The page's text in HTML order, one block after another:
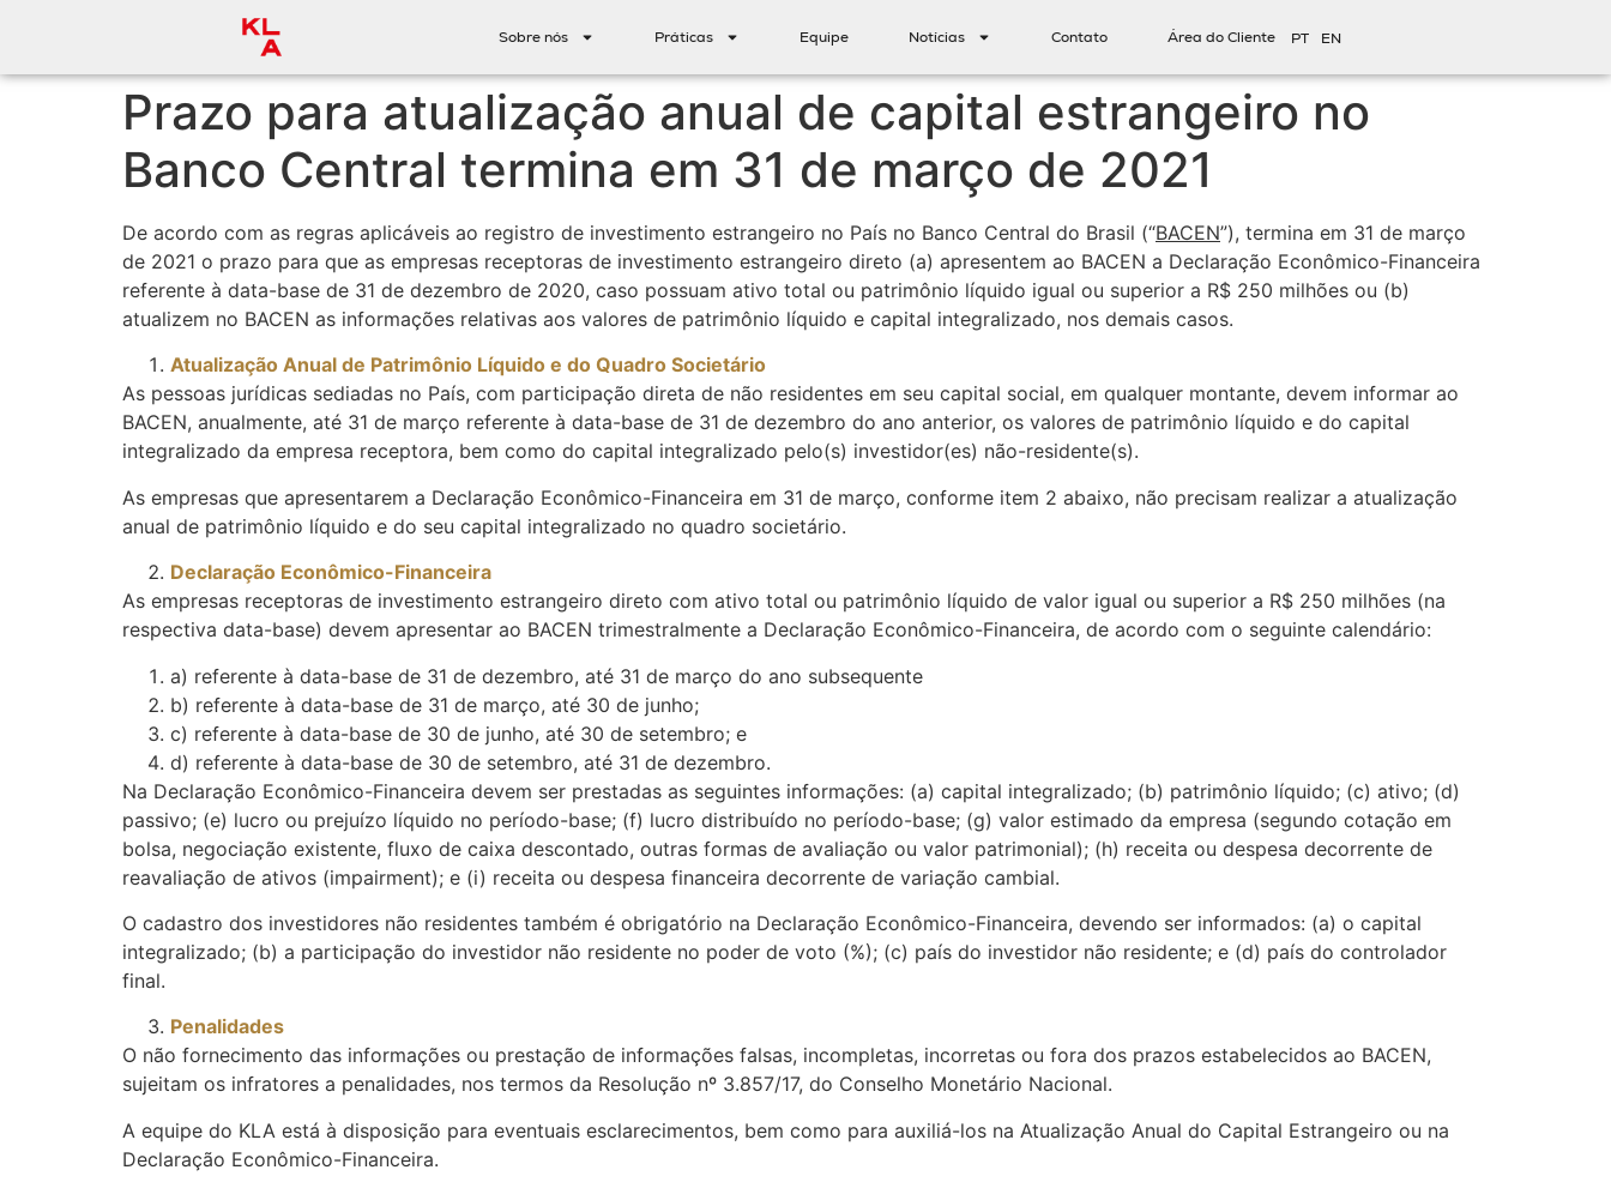
Sobre nós Práticas Equipe Notícias Contato Área do Cliente PT EN
Prazo para atualização anual de capital estrangeiro no
Banco Central termina em 31 de março de 2021
De acordo com as regras aplicáveis ao registro de investimento estrangeiro no País no Banco Central do Brasil (“BACEN”), termina em 31 de março
de 2021 o prazo para que as empresas receptoras de investimento estrangeiro direto (a) apresentem ao BACEN a Declaração Econômico-Financeira
referente à data-base de 31 de dezembro de 2020, caso possuam ativo total ou patrimônio líquido igual ou superior a R$ 250 milhões ou (b)
atualizem no BACEN as informações relativas aos valores de patrimônio líquido e capital integralizado, nos demais casos.
Atualização Anual de Patrimônio Líquido e do Quadro Societário
As pessoas jurídicas sediadas no País, com participação direta de não residentes em seu capital social, em qualquer montante, devem informar ao
BACEN, anualmente, até 31 de março referente à data-base de 31 de dezembro do ano anterior, os valores de patrimônio líquido e do capital
integralizado da empresa receptora, bem como do capital integralizado pelo(s) investidor(es) não-residente(s).
As empresas que apresentarem a Declaração Econômico-Financeira em 31 de março, conforme item 2 abaixo, não precisam realizar a atualização
anual de patrimônio líquido e do seu capital integralizado no quadro societário.
Declaração Econômico-Financeira
As empresas receptoras de investimento estrangeiro direto com ativo total ou patrimônio líquido de valor igual ou superior a R$ 250 milhões (na
respectiva data-base) devem apresentar ao BACEN trimestralmente a Declaração Econômico-Financeira, de acordo com o seguinte calendário:
a) referente à data-base de 31 de dezembro, até 31 de março do ano subsequente
b) referente à data-base de 31 de março, até 30 de junho;
c) referente à data-base de 30 de junho, até 30 de setembro; e
d) referente à data-base de 30 de setembro, até 31 de dezembro.
Na Declaração Econômico-Financeira devem ser prestadas as seguintes informações: (a) capital integralizado; (b) patrimônio líquido; (c) ativo; (d)
passivo; (e) lucro ou prejuízo líquido no período-base; (f) lucro distribuído no período-base; (g) valor estimado da empresa (segundo cotação em
bolsa, negociação existente, fluxo de caixa descontado, outras formas de avaliação ou valor patrimonial); (h) receita ou despesa decorrente de
reavaliação de ativos (impairment); e (i) receita ou despesa financeira decorrente de variação cambial.
O cadastro dos investidores não residentes também é obrigatório na Declaração Econômico-Financeira, devendo ser informados: (a) o capital
integralizado; (b) a participação do investidor não residente no poder de voto (%); (c) país do investidor não residente; e (d) país do controlador
final.
Penalidades
O não fornecimento das informações ou prestação de informações falsas, incompletas, incorretas ou fora dos prazos estabelecidos ao BACEN,
sujeitam os infratores a penalidades, nos termos da Resolução nº 3.857/17, do Conselho Monetário Nacional.
A equipe do KLA está à disposição para eventuais esclarecimentos, bem como para auxiliá-los na Atualização Anual do Capital Estrangeiro ou na
Declaração Econômico-Financeira.